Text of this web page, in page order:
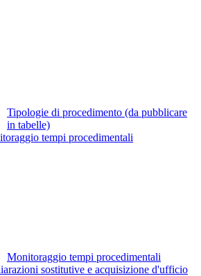
Tipologie di procedimento (da pubblicare
in tabelle)
tempi procedimentali
Monitoraggio tempi procedimentali
sostitutive e acquisizione d'ufficio